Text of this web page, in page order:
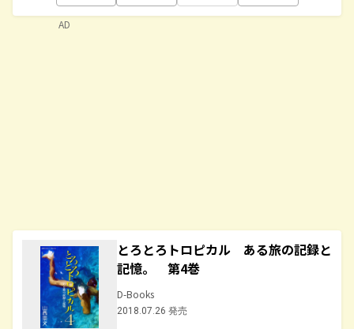
とろとろトロピカル ある旅の記録と
記憶。 第4巻
D-Books
2018.07.26 発売
AD